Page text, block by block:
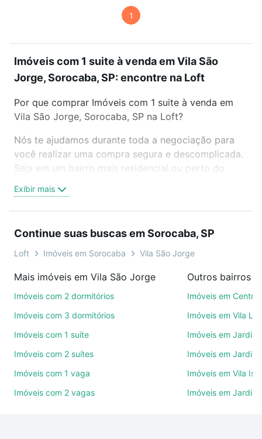
1
Imóveis com 1 suite à venda em Vila São
Jorge, Sorocaba, SP: encontre na Loft
Por que comprar Imóveis com 1 suite à venda em
Vila São Jorge, Sorocaba, SP na Loft?
Nós te ajudamos durante toda a negociação para
você realizar uma compra segura e descomplicada.
Seja em um bairro mais residencial ou perto do
oferta ideal de Imóveis com 1 suite à venda em Vila
São Jorge, Sorocaba, SP para conquistar seu sonho.
é grátis, sem compromisso e você ainda conta com
mais de 46 mil corretores e imobiliárias te ajudando
Como escolher um imóvel?
Use barra de busca no topo para pesquisar por
também pode usar os filtros como quantidade de
quartos, suítes, com ou sem vaga de garagem para
combinar perfeitamente com o preço, metragem e
festas ou área verde e encontrar Imóveis com 1
Exibir mais
Continue suas buscas em Sorocaba, SP
Loft Imóveis em Sorocaba Vila São Jorge
Mais imóveis em Vila São Jorge
Imóveis com 2 dormitórios
Imóveis com 3 dormitórios
Imóveis com 1 suíte
Imóveis com 2 suítes
Imóveis com 1 vaga
Imóveis com 2 vagas
Outros bairros
Imóveis em Centro
Imóveis em Vila
Imóveis em Jardim
Imóveis em Jardim
Imóveis em Vila
Imóveis em Jardim